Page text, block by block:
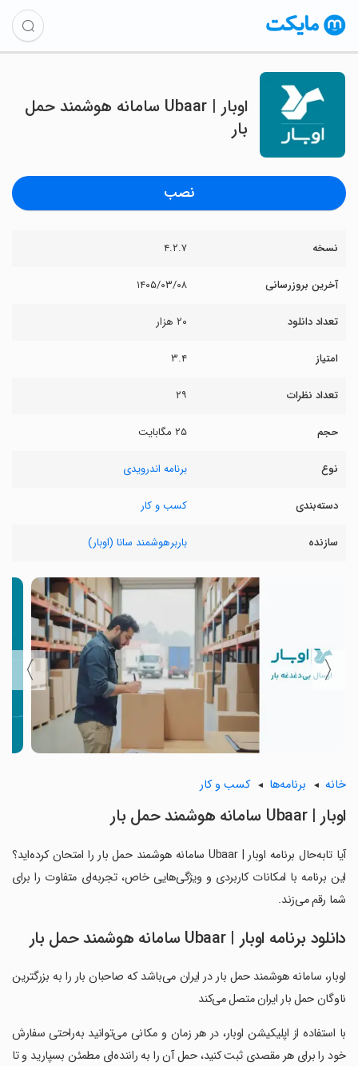
‏اوبار | Ubaar سامانه هوشمند حمل
بار
نصب
نسخه ۴.۲.۷
آخرین بروزرسانی ۱۴۰۵/۰۳/۰۸
تعداد دانلود ۲۰ هزار
امتیاز ۳.۴
تعداد نظرات ۲۹
حجم ۲۵ مگابایت
نوع برنامه اندرویدی
دسته‌بندی کسب و کار
سازنده باربرهوشمند سانا (اوبار)
〈
〉
خانه برنامه‌ها کسب و کار
‏اوبار | Ubaar سامانه هوشمند حمل بار
آیا تابه‌حال برنامه ‏اوبار | Ubaar سامانه هوشمند حمل بار را امتحان کرده‌اید؟
این برنامه با امکانات کاربردی و ویژگی‌هایی خاص، تجربه‌ای متفاوت را برای
شما رقم می‌زند.
دانلود برنامه ‏اوبار | Ubaar سامانه هوشمند حمل بار
‏اوبار، سامانه هوشمند حمل بار در ایران می‌باشد که صاحبان بار را به بزرگترین
ناوگان حمل بار ایران متصل می‌کند
‏با استفاده از اپلیکیشن اوبار، در هر زمان و مکانی می‌توانید به‌راحتی سفارش
خود را برای هر مقصدی ثبت کنید، حمل آن را به راننده‌ای مطمئن بسپارید و تا